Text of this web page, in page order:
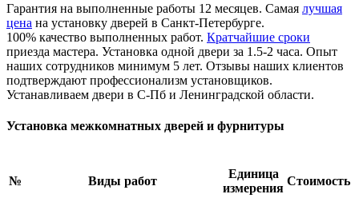
Гарантия на выполненные работы 12 месяцев. Самая лучшая
цена на установку дверей в Санкт-Петербурге.
100% качество выполненных работ. Кратчайшие сроки
приезда мастера. Установка одной двери за 1.5-2 часа. Опыт
наших сотрудников минимум 5 лет. Отзывы наших клиентов
подтверждают профессионализм установщиков.
Устанавливаем двери в С-Пб и Ленинградской области.
Установка межкомнатных дверей и фурнитуры
№ Виды работ
Единица
измерения
Стоимость